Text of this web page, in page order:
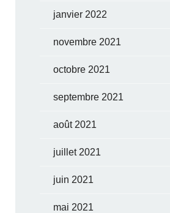
janvier 2022
novembre 2021
octobre 2021
septembre 2021
août 2021
juillet 2021
juin 2021
mai 2021